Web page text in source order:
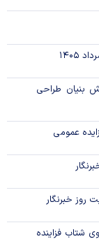
بنیان طراحی
عمومی
روز خبرنگار
شتاب فزاینده